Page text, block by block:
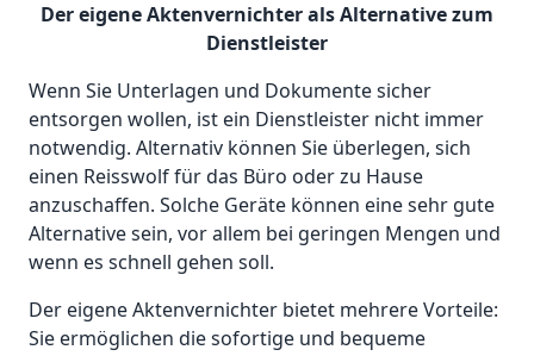
Der eigene Aktenvernichter als Alternative zum
Dienstleister
Wenn Sie Unterlagen und Dokumente sicher
entsorgen wollen, ist ein Dienstleister nicht immer
notwendig. Alternativ können Sie überlegen, sich
einen Reisswolf für das Büro oder zu Hause
anzuschaffen. Solche Geräte können eine sehr gute
Alternative sein, vor allem bei geringen Mengen und
wenn es schnell gehen soll.
Der eigene Aktenvernichter bietet mehrere Vorteile:
Sie ermöglichen die sofortige und bequeme